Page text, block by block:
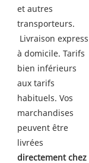
et autres
transporteurs.
à domicile. Tarifs
bien inférieurs
aux tarifs
habituels. Vos
marchandises
peuvent être
directement chez